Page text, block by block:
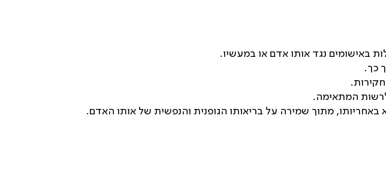
באישומים נגד אותו אדם או במעשיו.
כך.
לרשות המתאימה.
מתוך שמירה על בריאותו הגופנית והנפשית של אותו האדם.